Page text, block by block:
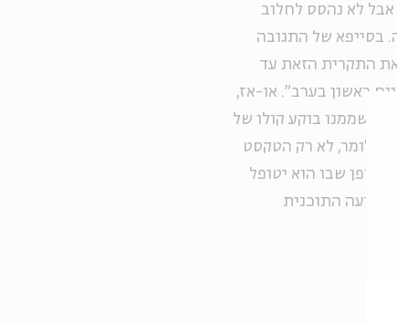
אבל לא נהסס לחלוב
בסייפא של התגובה
את התקרית הזאת עד
ראשון בערב". או-אז,
שממנו בוקע קולו של
כלומר, לא רק הטקסט
האופן שבו הוא יטופל
התוכנית